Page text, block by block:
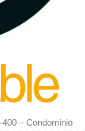
– Condominio